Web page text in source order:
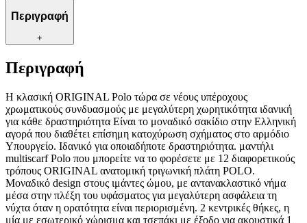
Περιγραφή
+
Περιγραφή
Η κλασική ORIGINAL Polo τώρα σε νέους υπέροχους
χρωματικούς συνδυασμούς με μεγαλύτερη χωρητικότητα ιδανική
για κάθε δραστηριότητα Είναι τo μοναδικό σακίδιο στην Ελληνική
αγορά που διαθέτει επίσημη κατοχύρωση σχήματος στο αρμόδιο
Υπουργείο. Ιδανικό για οποιαδήποτε δραστηριότητα. μαντήλι
multiscarf Polo που μπορείτε να το φορέσετε με 12 διαφορετικούς
τρόπους ORIGINAL ανατομική τριγωνική πλάτη POLO.
Μοναδικό design στους ιμάντες ώμου, με αντανακλαστικό νήμα
μέσα στην πλέξη του υφάσματος για μεγαλύτερη ασφάλεια τη
νύχτα όταν η ορατότητα είναι περιορισμένη. 2 κεντρικές θήκες, η
μία με εσωτερικό χώρισμα και τσεπάκι με έξοδο για ακουστικά 1